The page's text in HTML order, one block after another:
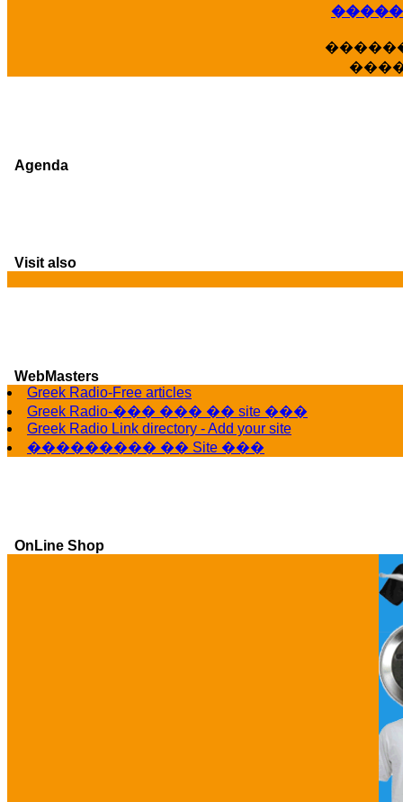
Agenda
Visit also
WebMasters
Greek Radio-Free articles
Greek Radio-��� ��� �� site ���
Greek Radio Link directory - Add your site
��������� �� Site ���
OnLine Shop